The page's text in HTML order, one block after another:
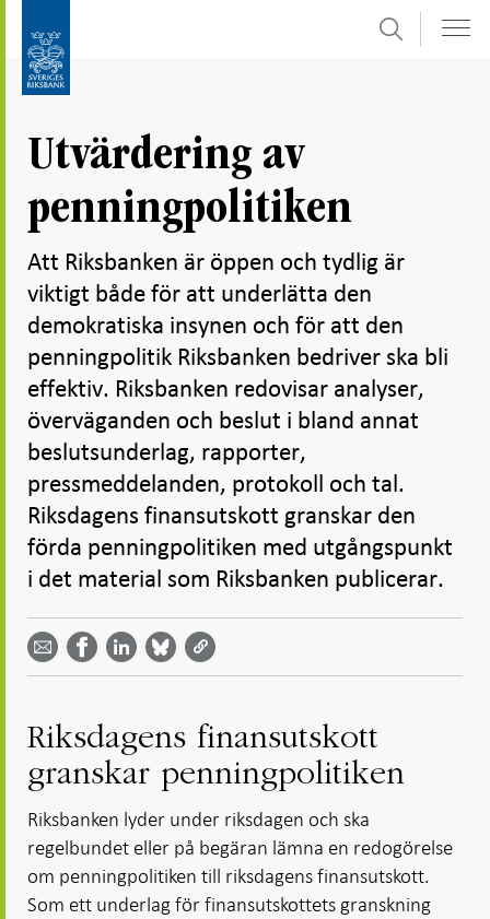
direkt
undersidor
Sök
Utvärdering av
penningpolitiken
Att Riksbanken är öppen och tydlig är
viktigt både för att underlätta den
demokratiska insynen och för att den
penningpolitik Riksbanken bedriver ska bli
effektiv. Riksbanken redovisar analyser,
överväganden och beslut i bland annat
beslutsunderlag, rapporter,
pressmeddelanden, protokoll och tal.
Riksdagens finansutskott granskar den
förda penningpolitiken med utgångspunkt
i det material som Riksbanken publicerar.
Dela
email -
Öppnas
Dela på
Facebook
- Öppnas
Dela på
LinkedIn
-
Öppnas
på
Bluesky
-
på
Twitter
-
Riksdagens finansutskott
granskar penningpolitiken
Riksbanken lyder under riksdagen och ska
regelbundet eller på begäran lämna en redogörelse
om penningpolitiken till riksdagens finansutskott.
Som ett underlag för finansutskottets granskning